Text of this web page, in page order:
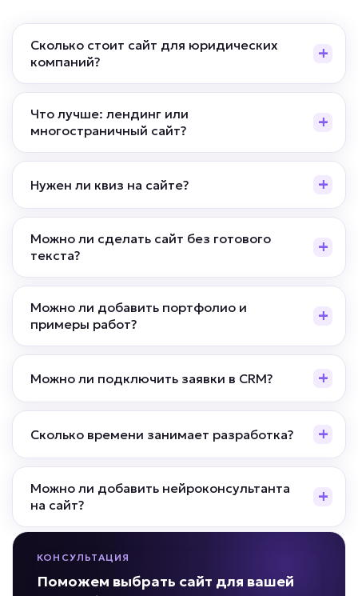
Сколько стоит сайт для юридических
компаний?
Что лучше: лендинг или
многостраничный сайт?
Нужен ли квиз на сайте?
Можно ли сделать сайт без готового
текста?
Можно ли добавить портфолио и
примеры работ?
Можно ли подключить заявки в CRM?
Сколько времени занимает разработка?
Можно ли добавить нейроконсультанта
на сайт?
КОНСУЛЬТАЦИЯ
Поможем выбрать сайт для вашей